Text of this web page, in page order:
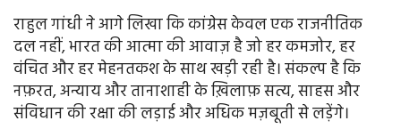
राहुल गांधी ने आगे लिखा कि कांग्रेस केवल एक राजनीतिक
दल नहीं, भारत की आत्मा की आवाज़ है जो हर कमजोर, हर
वंचित और हर मेहनतकश के साथ खड़ी रही है। संकल्प है कि
नफ़रत, अन्याय और तानाशाही के ख़िलाफ़ सत्य, साहस और
संविधान की रक्षा की लड़ाई और अधिक मज़बूती से लड़ेंगे।